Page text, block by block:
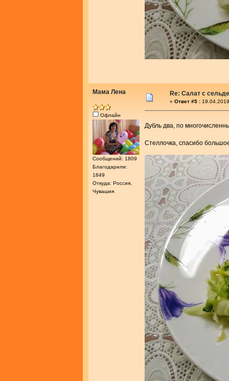
Мама Лена
Офлайн
Сообщений: 1809
Благодарили:
1849
Откуда: Россия,
Чувашия
Re: Салат с
« Ответ #5 :
Дубль два, по
Стеллочка, спасибо